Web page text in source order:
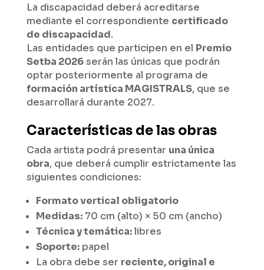
La discapacidad deberá acreditarse
mediante el correspondiente certificado
de discapacidad.
Las entidades que participen en el Premio
Setba 2026serán las únicas que podrán
optar posteriormente al programa de
formación artística MAGISTRALS, que se
desarrollará durante 2027.
Características de las obras
Cada artista podrá presentar una única
obra, que deberá cumplir estrictamente las
siguientes condiciones:
Formato vertical obligatorio
Medidas:70 cm (alto) × 50 cm (ancho)
Técnica y temática:libres
Soporte:papel
La obra debe ser reciente, original e